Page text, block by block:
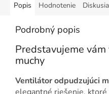
Popis Hodnotenie Diskusia
Podrobný popis
Predstavujeme
muchy
Ventilátor odpudzujúci